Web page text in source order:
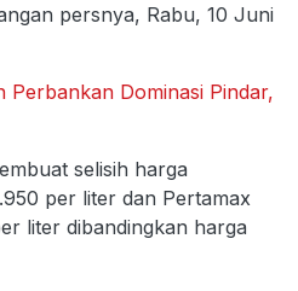
persnya, Rabu, 10 Juni
Perbankan Dominasi Pindar,
selisih harga
per liter dan Pertamax
liter dibandingkan harga